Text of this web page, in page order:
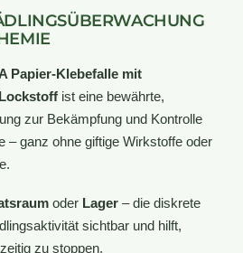
Papier-Klebefalle mit
ist eine bewährte,
zur Bekämpfung und Kontrolle
– ganz ohne giftige Wirkstoffe oder
oder Lager – die diskrete
sichtbar und hilft,
zu stoppen.